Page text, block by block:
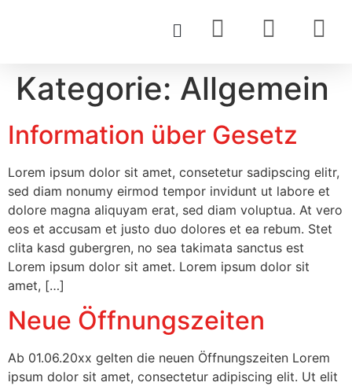
Kategorie: Allgemein
Information über Gesetz
Lorem ipsum dolor sit amet, consetetur sadipscing elitr,
sed diam nonumy eirmod tempor invidunt ut labore et
dolore magna aliquyam erat, sed diam voluptua. At vero
eos et accusam et justo duo dolores et ea rebum. Stet
clita kasd gubergren, no sea takimata sanctus est
Lorem ipsum dolor sit amet. Lorem ipsum dolor sit
amet, […]
Neue Öffnungszeiten
Ab 01.06.20xx gelten die neuen Öffnungszeiten Lorem
ipsum dolor sit amet, consectetur adipiscing elit. Ut elit